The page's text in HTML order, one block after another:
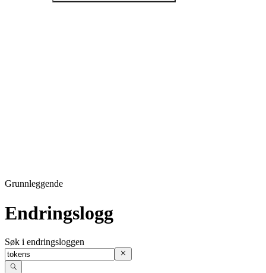
Grunnleggende
Endringslogg
Søk i endringsloggen